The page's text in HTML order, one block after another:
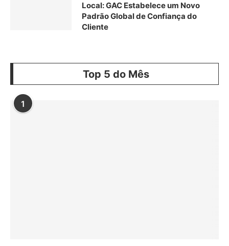
Local: GAC Estabelece um Novo
Padrão Global de Confiança do
Cliente
Top 5 do Mês
1